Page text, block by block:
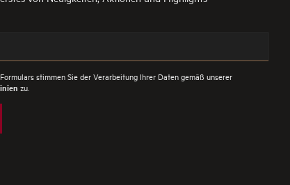
stimmen Sie der Verarbeitung Ihrer Daten gemäß unserer
zu.